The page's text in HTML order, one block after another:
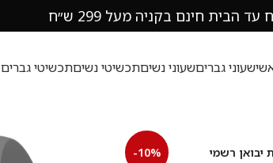
הבית חינם בקניה מעל 299 ש״ח
שעוני גבריםשעוני נשיםתכשיטי נשיםתכשיטי גברים
-10%